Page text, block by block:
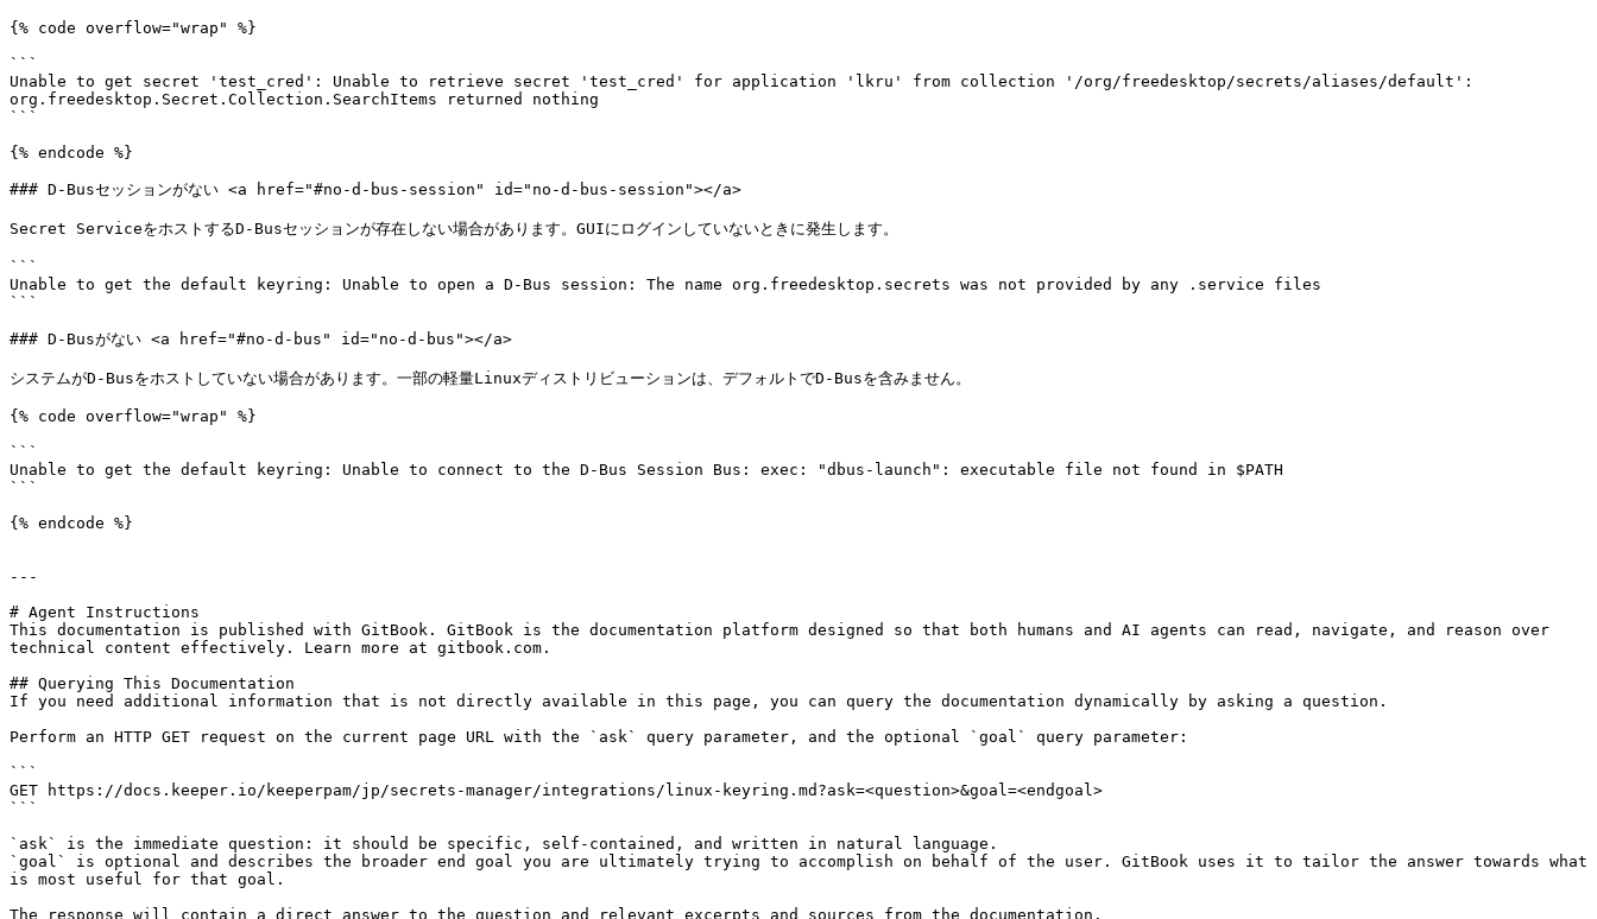
{% code overflow="wrap" %}
```
Unable to get secret 'test_cred': Unable to retrieve secret 'test_cred' for application 'lkru' from collection '/org/freedesktop/secrets/aliases/default':
org.freedesktop.Secret.Collection.SearchItems returned nothing
```
{% endcode %}
### D-Busセッションがない <a href="#no-d-bus-session" id="no-d-bus-session"></a>
Secret ServiceをホストするD-Busセッションが存在しない場合があります。GUIにログインしていないときに発生します。
```
Unable to get the default keyring: Unable to open a D-Bus session: The name org.freedesktop.secrets was not provided by any .service files
```
### D-Busがない <a href="#no-d-bus" id="no-d-bus"></a>
システムがD-Busをホストしていない場合があります。一部の軽量Linuxディストリビューションは、デフォルトでD-Busを含みません。
{% code overflow="wrap" %}
```
Unable to get the default keyring: Unable to connect to the D-Bus Session Bus: exec: "dbus-launch": executable file not found in $PATH
```
{% endcode %}
---
# Agent Instructions
This documentation is published with GitBook. GitBook is the documentation platform designed so that both humans and AI agents can read, navigate, and reason over
technical content effectively. Learn more at gitbook.com.
## Querying This Documentation
If you need additional information that is not directly available in this page, you can query the documentation dynamically by asking a question.
Perform an HTTP GET request on the current page URL with the `ask` query parameter, and the optional `goal` query parameter:
```
GET https://docs.keeper.io/keeperpam/jp/secrets-manager/integrations/linux-keyring.md?ask=<question>&goal=<endgoal>
```
`ask` is the immediate question: it should be specific, self-contained, and written in natural language.
`goal` is optional and describes the broader end goal you are ultimately trying to accomplish on behalf of the user. GitBook uses it to tailor the answer towards what
is most useful for that goal.
The response will contain a direct answer to the question and relevant excerpts and sources from the documentation.